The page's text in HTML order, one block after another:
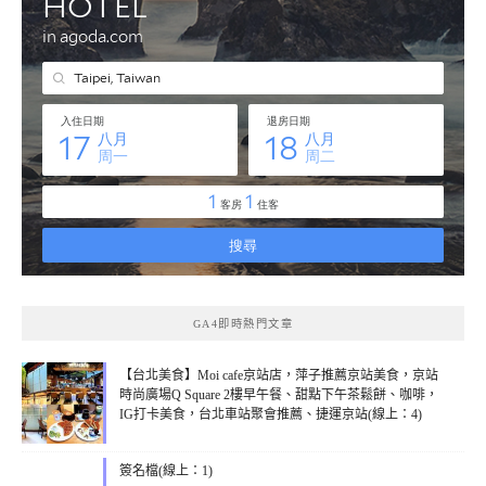
GA4即時熱門文章
【台北美食】Moi cafe京站店，萍子推薦京站美食，京站
時尚廣場Q Square 2樓早午餐、甜點下午茶鬆餅、咖啡，
IG打卡美食，台北車站聚會推薦、捷運京站(線上：4)
簽名檔(線上：1)